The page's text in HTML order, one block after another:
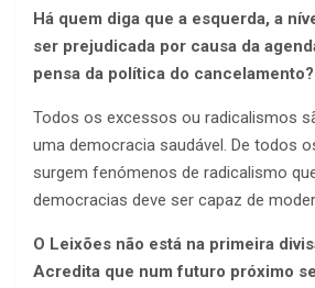
Há quem diga que a esquerda, a
ser prejudicada por causa da
pensa da política do cancelamento?
Todos os excessos ou radicalismos
uma democracia saudável. De todos
surgem fenómenos de radicalismo
democracias deve ser capaz de
O Leixões não está na primeira
Acredita que num futuro próximo